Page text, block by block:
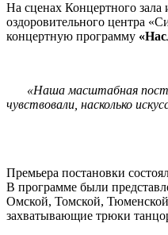
На сценах Концертного
оздоровительного центра
концертную программу
«Наша масштабная
чувствовали, насколько
Премьера постановки
В программе были
Омской, Томской, Тюменской
захватывающие трюки